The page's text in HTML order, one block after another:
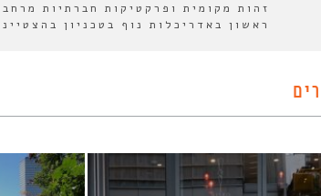
זהות מקומית ופרקטיקות חברתיות
ראשון באדריכלות נוף בטכניון